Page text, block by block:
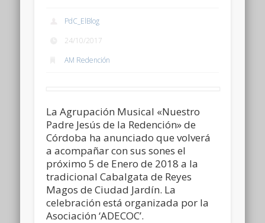
PdC_ElBlog
24/10/2017
AM Redención
La Agrupación Musical «Nuestro
Padre Jesús de la Redención» de
Córdoba ha anunciado que volverá
a acompañar con sus sones el
próximo 5 de Enero de 2018 a la
tradicional Cabalgata de Reyes
Magos de Ciudad Jardín. La
celebración está organizada por la
Asociación ‘ADECOC’.